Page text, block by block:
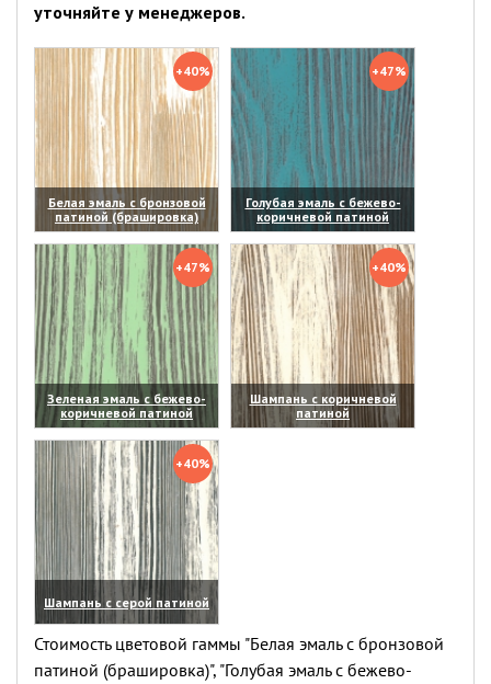
уточняйте у менеджеров.
+40%
Белая эмаль с бронзовой
патиной (брашировка)
(увеличить)
+47%
Голубая эмаль с бежево-
коричневой патиной
(увеличить)
+47%
Зеленая эмаль с бежево-
коричневой патиной
(увеличить)
+40%
Шампань с коричневой
патиной
(увеличить)
+40%
Шампань с серой патиной
(увеличить)
Стоимость цветовой гаммы "Белая эмаль с бронзовой
патиной (брашировка)", "Голубая эмаль с бежево-